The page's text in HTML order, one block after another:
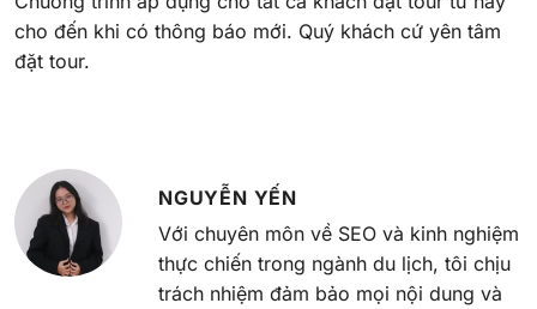
cho đến khi có thông báo mới. Quý khách cứ yên tâm
đặt tour.
NGUYỄN YẾN
Với chuyên môn về SEO và kinh nghiệm
thực chiến trong ngành du lịch, tôi chịu
trách nhiệm đảm bảo mọi nội dung và